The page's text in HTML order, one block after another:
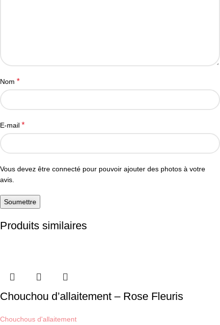
Nom *
E-mail *
Vous devez être connecté pour pouvoir ajouter des photos à votre
avis.
Produits similaires
Chouchou d’allaitement – Rose Fleuris
Chouchous d'allaitement